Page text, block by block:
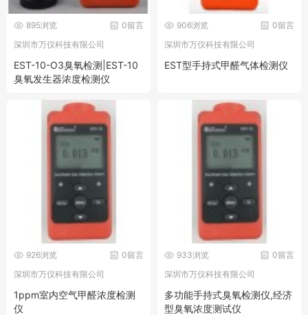
0留言
895浏览
深圳市万仪科技有限公司
EST-10-O3臭氧检测|EST-10
臭氧发生器浓度检测仪
0留言
906浏览
深圳市万仪科技有限公司
EST型手持式甲醛气体检测仪
0留言
926浏览
深圳市万仪科技有限公司
1ppm室内空气甲醛浓度检测
仪
0留言
933浏览
深圳市万仪科技有限公司
多功能手持式臭氧检测仪,经济
型臭氧浓度测试仪